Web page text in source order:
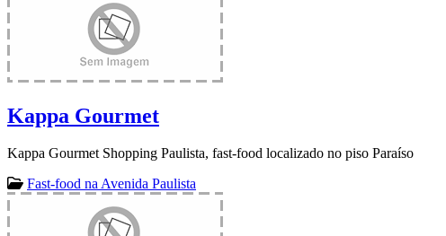
Kappa Gourmet
Kappa Gourmet Shopping Paulista, fast-food localizado no piso Paraíso
Fast-food na Avenida Paulista